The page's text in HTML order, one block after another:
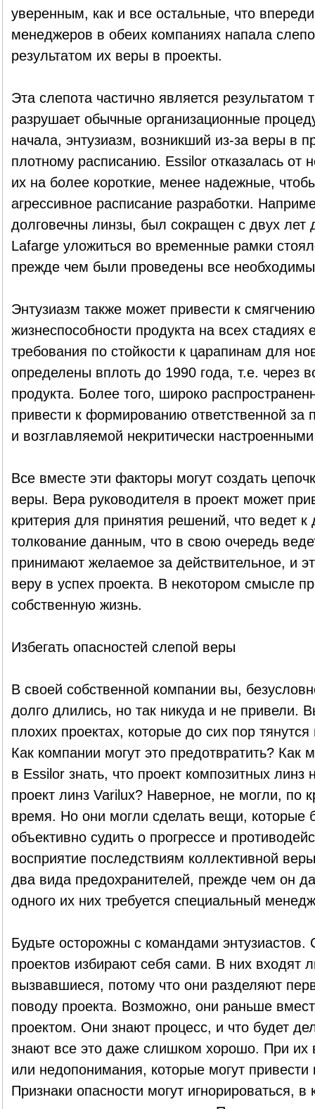
уверенным, как и все остальные, что
менеджеров в обеих компаниях напала
результатом их веры в проекты.
Эта слепота частично является результатом
разрушает обычные организационные
начала, энтузиазм, возникший из-за веры в
плотному расписанию. Essilor отказалась от
их на более короткие, менее надежные,
агрессивное расписание разработки.
долговечны линзы, был сокращен с двух
Lafarge уложиться во временные рамки
прежде чем были проведены все
Энтузиазм также может привести к
жизнеспособности продукта на всех стадиях
требования по стойкости к царапинам для
определены вплоть до 1990 года, т.е. через
продукта. Более того, широко
привести к формированию ответственной за
и возглавляемой некритически
Все вместе эти факторы могут создать
веры. Вера руководителя в проект может
критерия для принятия решений, что ведет
толкование данным, что в свою очередь
принимают желаемое за действительное, и
веру в успех проекта. В некотором смысле
собственную жизнь.
Избегать опасностей слепой веры
В своей собственной компании вы,
долго длились, но так никуда и не привели.
плохих проектах, которые до сих пор
Как компании могут это предотвратить?
в Essilor знать, что проект композитных линз
проект линз Varilux? Наверное, не могли, по
время. Но они могли сделать вещи, которые
объективно судить о прогрессе и
восприятие последствиям коллективной
два вида предохранителей, прежде чем он
одного их них требуется специальный
Будьте осторожны с командами
проектов избирают себя сами. В них входят
вызвавшиеся, потому что они разделяют
поводу проекта. Возможно, они раньше
проектом. Они знают процесс, и что будет
знают все это даже слишком хорошо. При их
или недопонимания, которые могут
Признаки опасности могут игнорироваться,